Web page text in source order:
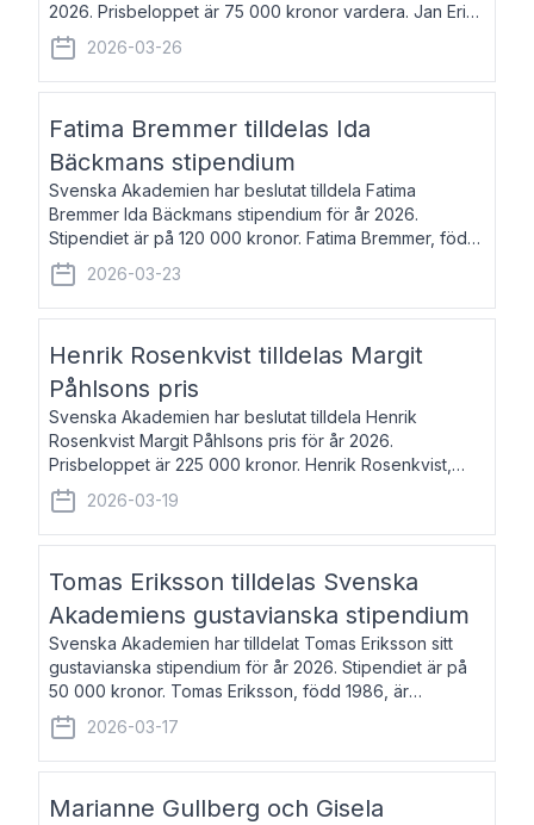
2026. Prisbeloppet är 75 000 kronor vardera. Jan Erik
Bornlid, född 1947, är översättare från tyska. Han är
främst känd för sina översät
2026-03-26
Fatima Bremmer tilldelas Ida
Bäckmans stipendium
Svenska Akademien har beslutat tilldela Fatima
Bremmer Ida Bäckmans stipendium för år 2026.
Stipendiet är på 120 000 kronor. Fatima Bremmer, född
1977, är journalist och författare. Hon utkom i fjol med
boken Ligan. Klarakvarterens blodsyst
2026-03-23
Henrik Rosenkvist tilldelas Margit
Påhlsons pris
Svenska Akademien har beslutat tilldela Henrik
Rosenkvist Margit Påhlsons pris för år 2026.
Prisbeloppet är 225 000 kronor. Henrik Rosenkvist,
född 1965, är professor i nordiska språk vid Göteborgs
universitet. Han disputerade 2004 på avhan
2026-03-19
Tomas Eriksson tilldelas Svenska
Akademiens gustavianska stipendium
Svenska Akademien har tilldelat Tomas Eriksson sitt
gustavianska stipendium för år 2026. Stipendiet är på
50 000 kronor. Tomas Eriksson, född 1986, är
projektledare inom marknadsföring och författare och
utkom i fjol med boken Syndabocken.
2026-03-17
Marianne Gullberg och Gisela